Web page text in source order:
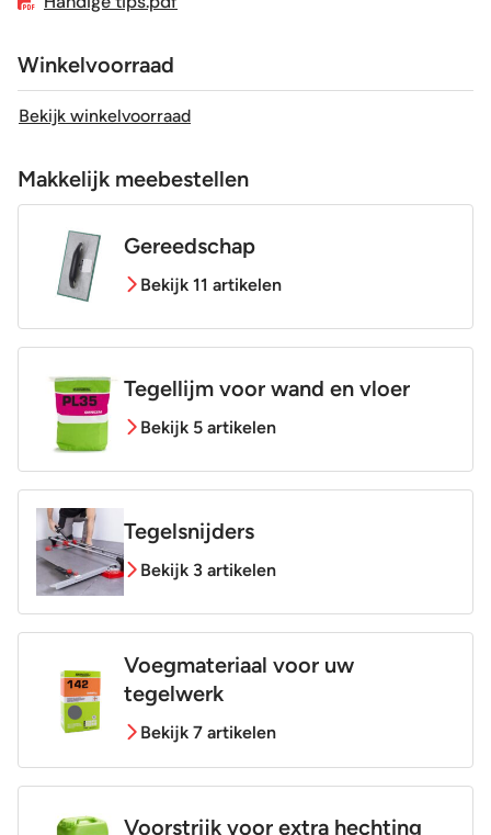
Winkelvoorraad
Bekijk winkelvoorraad
Makkelijk meebestellen
Gereedschap
Bekijk 11 artikelen
Tegellijm voor wand en vloer
Bekijk 5 artikelen
Tegelsnijders
Bekijk 3 artikelen
Voegmateriaal voor uw
tegelwerk
Bekijk 7 artikelen
Voorstrijk voor extra hechting